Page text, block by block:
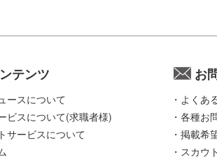
テンツ
ースについて
ビスについて(求職者様)
サービスについて
お
よくあ
各種お
掲載希
スカウ